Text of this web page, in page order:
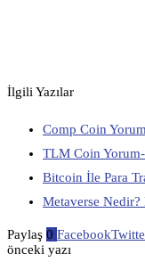
İlgili Yazılar
Comp Coin
TLM Coin
Bitcoin İle Para
Metaverse
Paylaş 0 Facebook
önceki yazı